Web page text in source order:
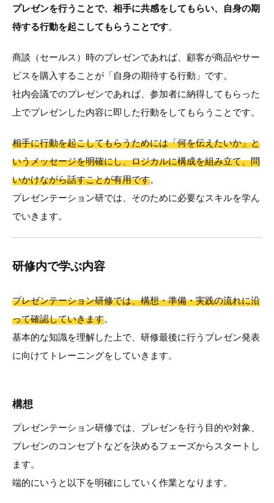
プレゼンを行うことで、相手に共感をしてもらい、自身の期
待する行動を起こしてもらうことです。
商談（セールス）時のプレゼンであれば、顧客が商品やサー
ビスを購入することが「自身の期待する行動」です。
社内会議でのプレゼンであれば、参加者に納得してもらった
上でプレゼンした内容に即した行動をしてもらうことです。
相手に行動を起こしてもらうためには「何を伝えたいか」と
いうメッセージを明確にし、ロジカルに構成を組み立て、問
いかけながら話すことが有用です。
プレゼンテーション研では、そのために必要なスキルを学ん
でいきます。
研修内で学ぶ内容
プレゼンテーション研修では、構想・準備・実践の流れに沿
って確認していきます。
基本的な知識を理解した上で、研修最後に行うプレゼン発表
に向けてトレーニングをしていきます。
構想
プレゼンテーション研修では、プレゼンを行う目的や対象、
プレゼンのコンセプトなどを決めるフェーズからスタートし
ます。
端的にいうと以下を明確にしていく作業となります。